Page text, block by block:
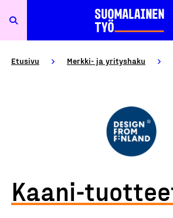
Etusivu Merkki- ja yrityshaku
Kaani-